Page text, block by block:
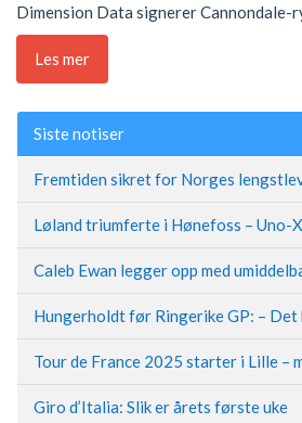
Dimension Data signerer Cannondale-
Les mer
Siste notiser
Caleb Ewan legger opp med
Giro d’Italia: Slik er årets første uke